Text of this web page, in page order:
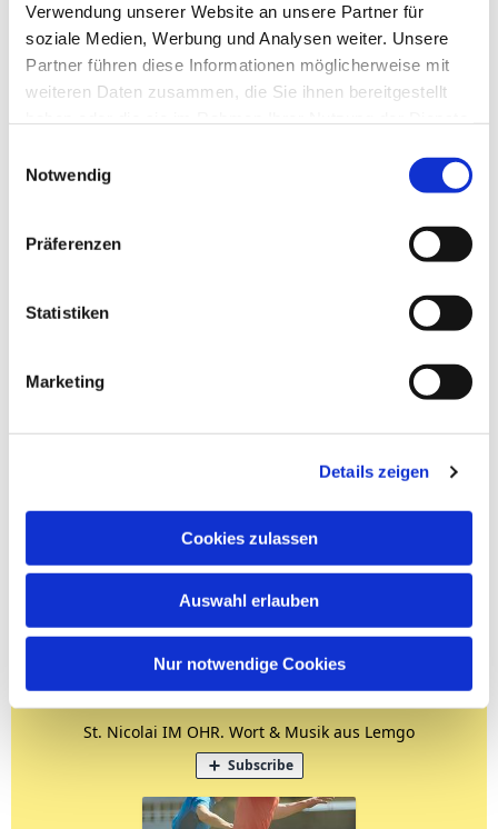
Verwendung unserer Website an unsere Partner für
soziale Medien, Werbung und Analysen weiter. Unsere
Partner führen diese Informationen möglicherweise mit
weiteren Daten zusammen, die Sie ihnen bereitgestellt
Notwendig
Präferenzen
Statistiken
Marketing
Details zeigen
Cookies zulassen
Auswahl erlauben
Nur notwendige Cookies